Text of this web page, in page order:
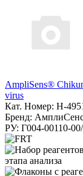
AmpliSens®
virus
Кат. Номер: H-
Бренд:
РУ: Г004-00110-